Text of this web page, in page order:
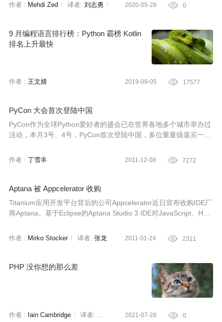
作者 : Mehdi Zed 译者: 刘志勇
2020-05-28  0
9 月编程语言排行榜：Python 霸榜 Kotlin
排名上升最快
作者 : 王文婧 2019-09-05  17577
PyCon 大会首次登陆中国
PyCon作为全球Python爱好者的盛会已在世界各地多个城市举办过
活动，本月3号、4号，PyCon首次登陆中国，多位重量级嘉宾一同
作者 : 丁雪丰 2011-12-08  7272
Aptana 被 Appcelerator 收购
Titanium应用开发平台背后的公司Appcelerator近日宣布收购IDE厂
商Aptana。基于Eclipse的Aptana Studio 3 IDE对JavaScript、HT
今年一季度发布。
作者 : Mirko Stocker 译者: 张龙 2011-01-24  2311
PHP 没你想的那么差
作者 : Iain Cambridge
译者:
2021-07-28  0